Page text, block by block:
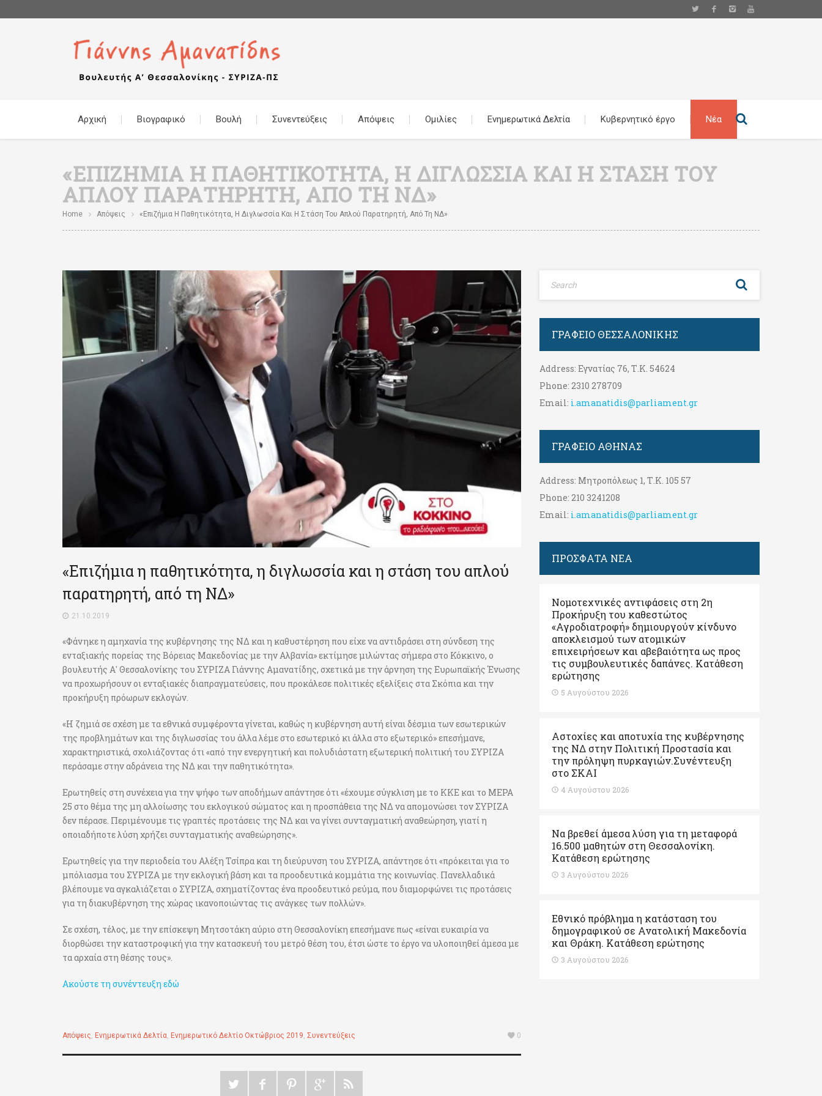
Αρχική Βιογραφικό Βουλή Συνεντεύξεις Απόψεις Ομιλίες Ενημερωτικά Δελτία Κυβερνητικό έργο Νέα
«ΕΠΙΖΉΜΙΑ Η ΠΑΘΗΤΙΚΌΤΗΤΑ, Η ΔΙΓΛΩΣΣΊΑ ΚΑΙ Η ΣΤΆΣΗ ΤΟΥ
ΑΠΛΟΎ ΠΑΡΑΤΗΡΗΤΉ, ΑΠΌ ΤΗ ΝΔ»
Home Απόψεις «Επιζήμια Η Παθητικότητα, Η Διγλωσσία Και Η Στάση Του Απλού Παρατηρητή, Από Τη ΝΔ»
«Επιζήμια η παθητικότητα, η διγλωσσία και η στάση του απλού
παρατηρητή, από τη ΝΔ»
21.10.2019
«Φάνηκε η αμηχανία της κυβέρνησης της ΝΔ και η καθυστέρηση που είχε να αντιδράσει στη σύνδεση της
ενταξιακής πορείας της Βόρειας Μακεδονίας με την Αλβανία» εκτίμησε μιλώντας σήμερα στο Κόκκινο, ο
βουλευτής Α' Θεσσαλονίκης του ΣΥΡΙΖΑ Γιάννης Αμανατίδης, σχετικά με την άρνηση της Ευρωπαϊκής Ένωσης
να προχωρήσουν οι ενταξιακές διαπραγματεύσεις, που προκάλεσε πολιτικές εξελίξεις στα Σκόπια και την
προκήρυξη πρόωρων εκλογών.
«Η ζημιά σε σχέση με τα εθνικά συμφέροντα γίνεται, καθώς η κυβέρνηση αυτή είναι δέσμια των εσωτερικών
της προβλημάτων και της διγλωσσίας του άλλα λέμε στο εσωτερικό κι άλλα στο εξωτερικό» επεσήμανε,
χαρακτηριστικά, σχολιάζοντας ότι «από την ενεργητική και πολυδιάστατη εξωτερική πολιτική του ΣΥΡΙΖΑ
περάσαμε στην αδράνεια της ΝΔ και την παθητικότητα».
Ερωτηθείς στη συνέχεια για την ψήφο των αποδήμων απάντησε ότι «έχουμε σύγκλιση με το ΚΚΕ και το ΜΕΡΑ
25 στο θέμα της μη αλλοίωσης του εκλογικού σώματος και η προσπάθεια της ΝΔ να απομονώσει τον ΣΥΡΙΖΑ
δεν πέρασε. Περιμένουμε τις γραπτές προτάσεις της ΝΔ και να γίνει συνταγματική αναθεώρηση, γιατί η
οποιαδήποτε λύση χρήζει συνταγματικής αναθεώρησης».
Ερωτηθείς για την περιοδεία του Αλέξη Τσίπρα και τη διεύρυνση του ΣΥΡΙΖΑ, απάντησε ότι «πρόκειται για το
μπόλιασμα του ΣΥΡΙΖΑ με την εκλογική βάση και τα προοδευτικά κομμάτια της κοινωνίας. Πανελλαδικά
βλέπουμε να αγκαλιάζεται ο ΣΥΡΙΖΑ, σχηματίζοντας ένα προοδευτικό ρεύμα, που διαμορφώνει τις προτάσεις
για τη διακυβέρνηση της χώρας ικανοποιώντας τις ανάγκες των πολλών».
Σε σχέση, τέλος, με την επίσκεψη Μητσοτάκη αύριο στη Θεσσαλονίκη επεσήμανε πως «είναι ευκαιρία να
διορθώσει την καταστροφική για την κατασκευή του μετρό θέση του, έτσι ώστε το έργο να υλοποιηθεί άμεσα με
τα αρχαία στη θέσης τους».
Ακούστε τη συνέντευξη εδώ
Απόψεις, Ενημερωτικά Δελτία, Ενημερωτικό Δελτίο Οκτώβριος 2019, Συνεντεύξεις 0
ΓΡΑΦΕΊΟ ΘΕΣΣΑΛΟΝΊΚΗΣ
Address: Εγνατίας 76, Τ.Κ. 54624
Phone: 2310 278709
Email: i.amanatidis@parliament.gr
ΓΡΑΦΕΊΟ ΑΘΉΝΑΣ
Address: Μητροπόλεως 1, Τ.Κ. 105 57
Phone: 210 3241208
Email: i.amanatidis@parliament.gr
ΠΡΟΣΦΑΤΑ ΝΕΑ
Νομοτεχνικές αντιφάσεις στη 2η
Προκήρυξη του καθεστώτος
«Αγροδιατροφή» δημιουργούν κίνδυνο
αποκλεισμού των ατομικών
επιχειρήσεων και αβεβαιότητα ως προς
τις συμβουλευτικές δαπάνες. Κατάθεση
ερώτησης
5 Αυγούστου 2026
Αστοχίες και αποτυχία της κυβέρνησης
της ΝΔ στην Πολιτική Προστασία και
την πρόληψη πυρκαγιών.Συνέντευξη
στο ΣΚΑΙ
4 Αυγούστου 2026
Να βρεθεί άμεσα λύση για τη μεταφορά
16.500 μαθητών στη Θεσσαλονίκη.
Κατάθεση ερώτησης
3 Αυγούστου 2026
Εθνικό πρόβλημα η κατάσταση του
δημογραφικού σε Ανατολική Μακεδονία
και Θράκη. Κατάθεση ερώτησης
3 Αυγούστου 2026